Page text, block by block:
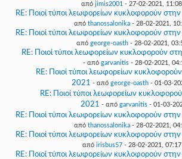
από jimis2001 - 27-02-2021,
RE: Ποιοί τύποι λεωφορείων κυκλοφορούν
από thanossalonika - 28-02-2021,
RE: Ποιοί τύποι λεωφορείων κυκλοφορούν
από george-oasth- 28-02-2021,
RE: Ποιοί τύποι λεωφορείων κυκλοφορούν
- από garvanitis - 28-02-2021,
RE: Ποιοί τύποι λεωφορείων
2021 - από george-oasth- 01-03-
RE: Ποιοί τύποι λεωφορείων
2021 - από garvanitis- 01-03-
RE: Ποιοί τύποι λεωφορείων κυκλοφορούν
από thanossalonika - 28-02-2021,
RE: Ποιοί τύποι λεωφορείων κυκλοφορούν
από irisbus57- 28-02-2021, 07:17
RE: Ποιοί τύποι λεωφορείων κυκλοφορούν